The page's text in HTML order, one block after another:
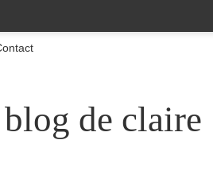
de claire